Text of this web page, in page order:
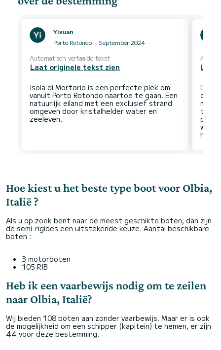
Yixuan
Porto Rotondo
September 2024
Automatisch vertaalde tekst
Laat originele tekst zien
Isola di Mortorio is een perfecte plek om
vanuit Porto Rotondo naartoe te gaan. Een
natuurlijk eiland met een exclusief strand
omgeven door kristalhelder water en
Laat
De
Hoe kiest u het beste type boot voor Olbia,
Italië ?
Als u op zoek bent naar de meest geschikte boten, dan zijn
de semi-rigides een uitstekende keuze. Aantal beschikbare
boten :
3 motorboten
105 RIB
Heb ik een vaarbewijs nodig om te zeilen
naar Olbia, Italië?
Wij bieden 108 boten aan zonder vaarbewijs. Maar er is ook
de mogelijkheid om een schipper (kapitein) te nemen, er zijn
44 voor deze bestemming.